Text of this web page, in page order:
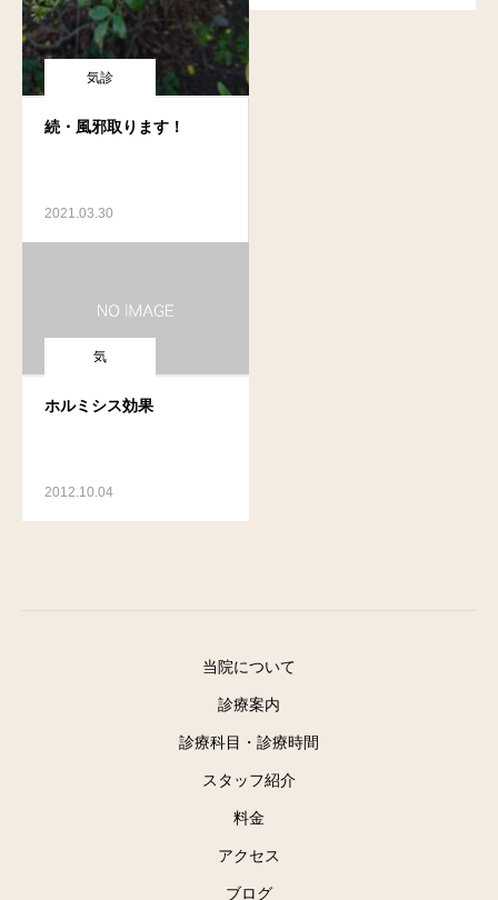
気診
続・風邪取ります！
2021.03.30
気
ホルミシス効果
2012.10.04
当院について
診療案内
診療科目・診療時間
スタッフ紹介
料金
アクセス
ブログ